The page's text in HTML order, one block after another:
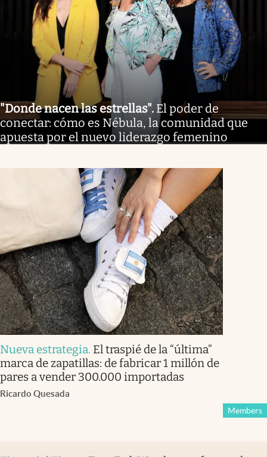
"Donde nacen las estrellas". El poder de
conectar: cómo es Nébula, la comunidad que
apuesta por el nuevo liderazgo femenino
Nueva estrategia. El traspié de la “última”
marca de zapatillas: de fabricar 1 millón de
pares a vender 300.000 importadas
Ricardo Quesada
Members